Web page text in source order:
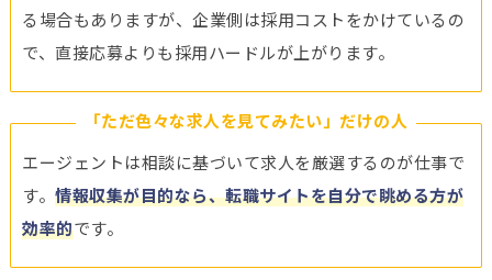
る場合もありますが、企業側は採用コストをかけているの
で、直接応募よりも採用ハードルが上がります。
「ただ色々な求人を見てみたい」だけの人
エージェントは相談に基づいて求人を厳選するのが仕事で
す。 情報収集が目的なら、転職サイトを自分で眺める方が
効率的です。